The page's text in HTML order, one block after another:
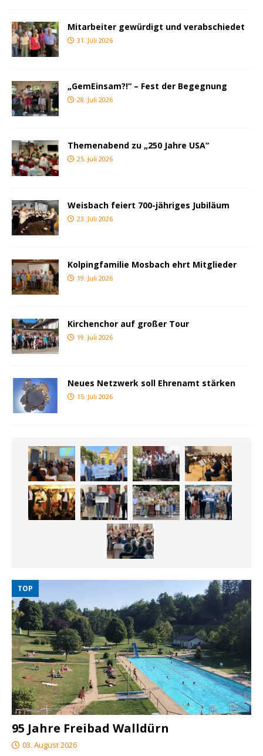
Mitarbeiter gewürdigt und verabschiedet
31. Juli 2026
„GemEinsam?!“ – Fest der Begegnung
28. Juli 2026
Themenabend zu „250 Jahre USA“
25. Juli 2026
Weisbach feiert 700-jähriges Jubiläum
23. Juli 2026
Kolpingfamilie Mosbach ehrt Mitglieder
19. Juli 2026
Kirchenchor auf großer Tour
19. Juli 2026
Neues Netzwerk soll Ehrenamt stärken
15. Juli 2026
TOP
95 Jahre Freibad Walldürn
03. August 2026